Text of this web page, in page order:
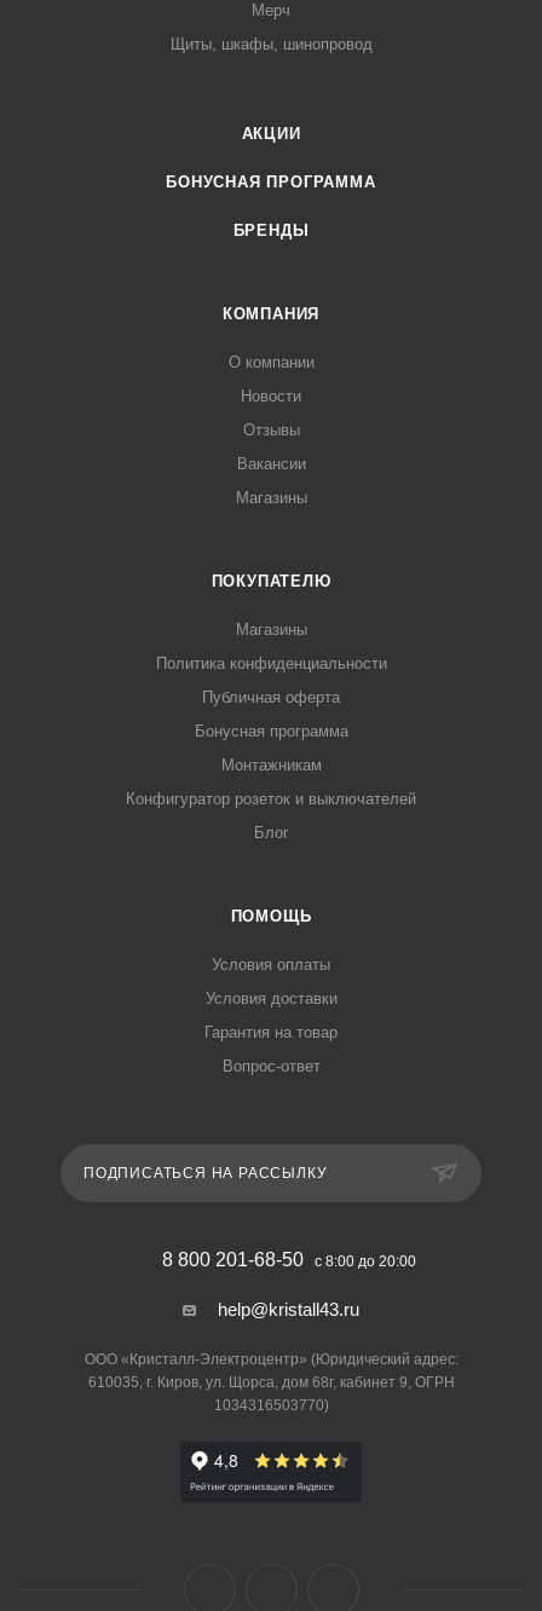
Мерч
Щиты, шкафы, шинопровод
АКЦИИ
БОНУСНАЯ ПРОГРАММА
БРЕНДЫ
КОМПАНИЯ
О компании
Новости
Отзывы
Вакансии
Магазины
ПОКУПАТЕЛЮ
Магазины
Политика конфиденциальности
Публичная оферта
Бонусная программа
Монтажникам
Конфигуратор розеток и выключателей
Блог
ПОМОЩЬ
Условия оплаты
Условия доставки
Гарантия на товар
Вопрос-ответ
ПОДПИСАТЬСЯ НА РАССЫЛКУ
8 800 201-68-50 с 8:00 до 20:00
help@kristall43.ru
ООО «Кристалл-Электроцентр» (Юридический адрес:
610035, г. Киров, ул. Щорса, дом 68г, кабинет 9, ОГРН
1034316503770)